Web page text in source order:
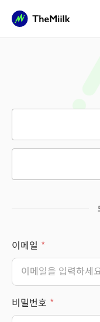
이메일
비밀번호